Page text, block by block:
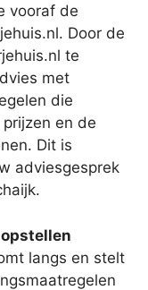
vooraf de
Door de
te
met
die
en de
Dit is
adviesgesprek
langs en stelt